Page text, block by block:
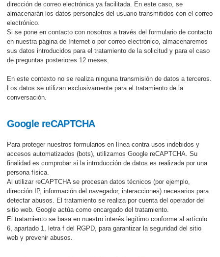
dirección de correo electrónica ya facilitada. En este caso, se
almacenarán los datos personales del usuario transmitidos con el correo
electrónico.
Si se pone en contacto con nosotros a través del formulario de contacto
en nuestra página de Internet o por correo electrónico, almacenaremos
sus datos introducidos para el tratamiento de la solicitud y para el caso
de preguntas posteriores 12 meses.
En este contexto no se realiza ninguna transmisión de datos a terceros.
Los datos se utilizan exclusivamente para el tratamiento de la
conversación.
Google reCAPTCHA
Para proteger nuestros formularios en línea contra usos indebidos y
accesos automatizados (bots), utilizamos Google reCAPTCHA. Su
finalidad es comprobar si la introducción de datos es realizada por una
persona física.
Al utilizar reCAPTCHA se procesan datos técnicos (por ejemplo,
dirección IP, información del navegador, interacciones) necesarios para
detectar abusos. El tratamiento se realiza por cuenta del operador del
sitio web. Google actúa como encargado del tratamiento.
El tratamiento se basa en nuestro interés legítimo conforme al artículo
6, apartado 1, letra f del RGPD, para garantizar la seguridad del sitio
web y prevenir abusos.